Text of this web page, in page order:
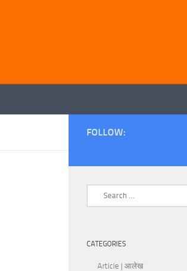
FOLLOW:
CATEGORIES
Article | आलेख